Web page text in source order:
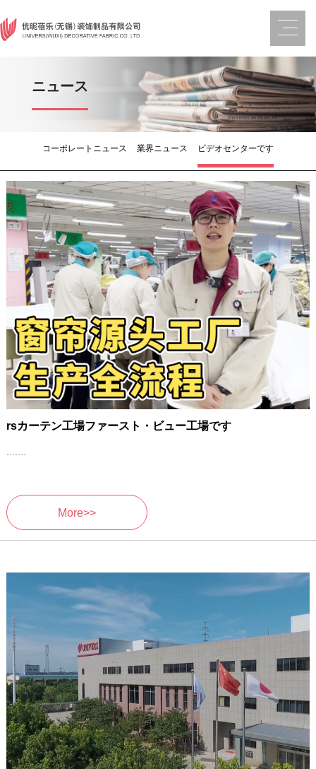
ニュース
コーポレートニュース 業界ニュース ビデオセンターです
rsカーテン工場ファースト・ビュー工場です
.......
More>>